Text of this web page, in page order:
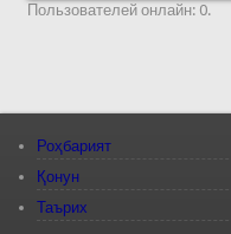
Пользователей онлайн: 0.
Роҳбарият
Қонун
Таърих